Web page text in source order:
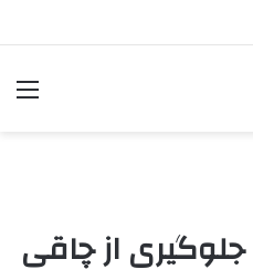
جلوگیری از چاقی